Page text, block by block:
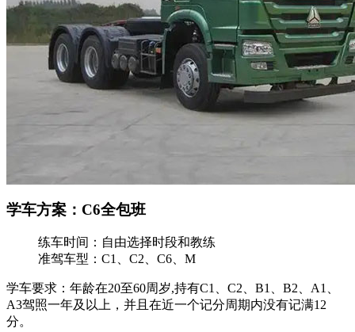
学车方案：C6全包班
练车时间： 自由选择时段和教练
准驾车型： C1、C2、C6、M
学车要求：年龄在20至60周岁,持有C1、C2、B1、B2、A1、
A3驾照一年及以上，并且在近一个记分周期内没有记满12
分。